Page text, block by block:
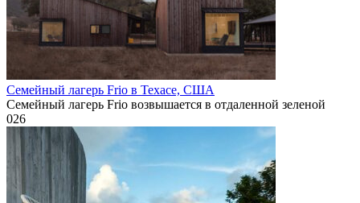
Семейный лагерь Frio в Техасе, США
Семейный лагерь Frio возвышается в отдаленной зеленой
026